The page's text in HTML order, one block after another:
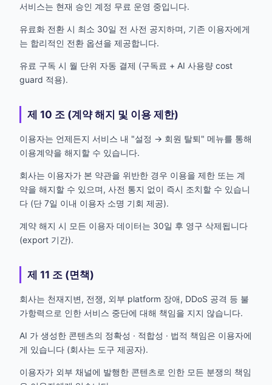
서비스는 현재 승인 계정 무료 운영 중입니다.
유료화 전환 시 최소 30일 전 사전 공지하며, 기존 이용자에게
는 합리적인 전환 옵션을 제공합니다.
유료 구독 시 월 단위 자동 결제 (구독료 + AI 사용량 cost
guard 적용).
제 10 조 (계약 해지 및 이용 제한)
이용자는 언제든지 서비스 내 "설정 → 회원 탈퇴" 메뉴를 통해
이용계약을 해지할 수 있습니다.
회사는 이용자가 본 약관을 위반한 경우 이용을 제한 또는 계
약을 해지할 수 있으며, 사전 통지 없이 즉시 조치할 수 있습니
다 (단 7일 이내 이용자 소명 기회 제공).
계약 해지 시 모든 이용자 데이터는 30일 후 영구 삭제됩니다
(export 기간).
제 11 조 (면책)
회사는 천재지변, 전쟁, 외부 platform 장애, DDoS 공격 등 불
가항력으로 인한 서비스 중단에 대해 책임을 지지 않습니다.
AI 가 생성한 콘텐츠의 정확성 · 적합성 · 법적 책임은 이용자에
게 있습니다 (회사는 도구 제공자).
이용자가 외부 채널에 발행한 콘텐츠로 인한 모든 분쟁의 책임